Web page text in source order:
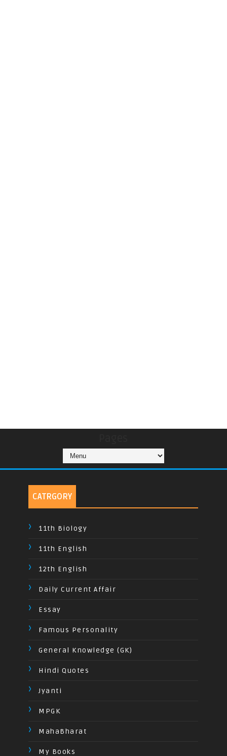
CATRGORY
11th Biology
11th English
12th English
Daily Current Affair
Essay
Famous Personality
General Knowledge (GK)
Hindi Quotes
Jyanti
MPGK
MahaBharat
My Books